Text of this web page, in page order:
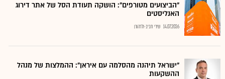
"הביצועים מטורפים": הושקה תעודת הסל של אתר דירוג
האנליסטים
14.07.2026 שירי חביב-ולדהורן
"ישראל תיהנה מהסלמה עם איראן": ההמלצות של מנהל
ההשקעות